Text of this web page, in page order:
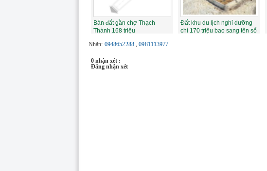
Bán đất gần chợ Thạch
Thành 168 triệu
Đất khu du lịch nghỉ dưỡng
chỉ 170 triệu bao sang tên sổ
Nhãn: 0948652288,0981113977
0 nhận xét :
Đăng nhận xét